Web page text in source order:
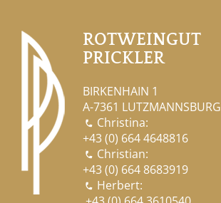
ROTWEINGUT
PRICKLER
BIRKENHAIN 1
A-7361 LUTZMANNSBURG
 Christina:
+43 (0) 664 4648816
 Christian:
+43 (0) 664 8683919
 Herbert: